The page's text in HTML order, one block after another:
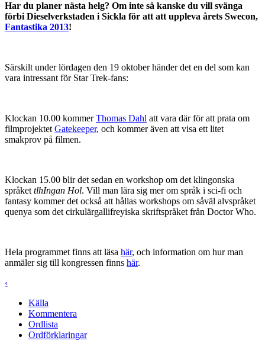
Har du planer nästa helg? Om inte så kanske du vill svänga
förbi Dieselverkstaden i Sickla för att att uppleva årets Swecon,
Fantastika 2013!
Särskilt under lördagen den 19 oktober händer det en del som kan
vara intressant för Star Trek-fans:
Klockan 10.00 kommerThomas Dahl att vara där för att prata om
filmprojektet Gatekeeper, och kommer även att visa ett litet
smakprov på filmen.
Klockan 15.00 blir det sedan en workshop om det klingonska
språket tlhIngan Hol. Vill man lära sig mer om språk i sci-fi och
fantasy kommer det också att hållas workshops om såväl alvspråket
quenya som det cirkulärgallifreyiska skriftspråket från Doctor Who.
Hela programmet finns att läsa här, och information om hur man
anmäler sig till kongressen finns här.
‹
Källa
Kommentera
Ordlista
Ordförklaringar